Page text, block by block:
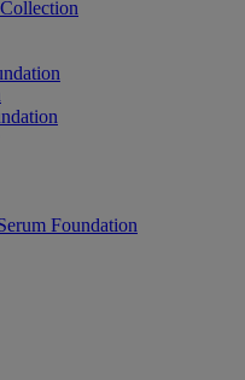
Foundation